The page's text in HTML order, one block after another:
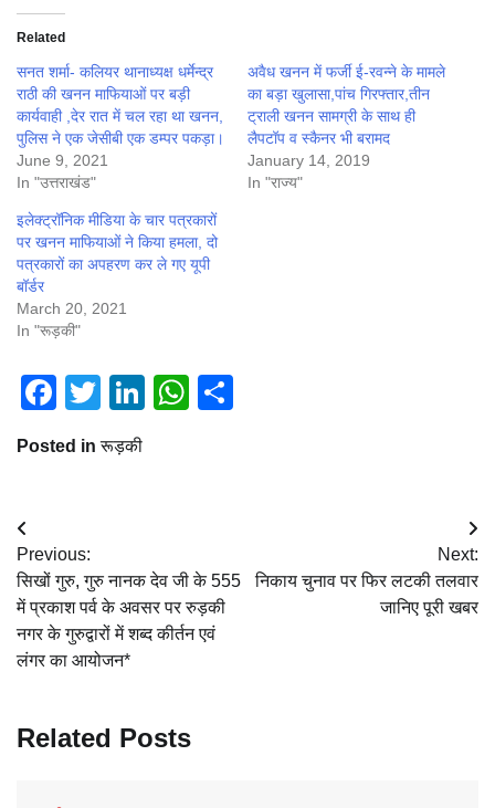
Related
सनत शर्मा- कलियर थानाध्यक्ष धर्मेन्द्र
राठी की खनन माफियाओं पर बड़ी
कार्यवाही ,देर रात में चल रहा था खनन,
पुलिस ने एक जेसीबी एक डम्पर पकड़ा।
June 9, 2021
In "उत्तराखंड"
अवैध खनन में फर्जी ई-रवन्ने के मामले
का बड़ा खुलासा,पांच गिरफ्तार,तीन
ट्राली खनन सामग्री के साथ ही
लैपटॉप व स्कैनर भी बरामद
January 14, 2019
In "राज्य"
इलेक्ट्रॉनिक मीडिया के चार पत्रकारों
पर खनन माफियाओं ने किया हमला, दो
पत्रकारों का अपहरण कर ले गए यूपी
बॉर्डर
March 20, 2021
In "रूड़की"
Facebook
Twitter
LinkedIn
WhatsApp
Posted inरूड़की
Post
navigation
Previous:
सिखों गुरु, गुरु नानक देव जी के 555
में प्रकाश पर्व के अवसर पर रुड़की
नगर के गुरुद्वारों में शब्द कीर्तन एवं
लंगर का आयोजन*
Next:
निकाय चुनाव पर फिर लटकी तलवार
जानिए पूरी खबर
Related Posts